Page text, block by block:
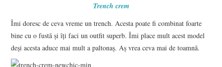
Trench crem
Îmi doresc de ceva vreme un trench. Acesta poate fi combinat foarte
bine cu o fustă și îți faci un outfit superb. Îmi place mult acest model
deși acesta aduce mai mult a paltonaș. Aș vrea ceva mai de toamnă.